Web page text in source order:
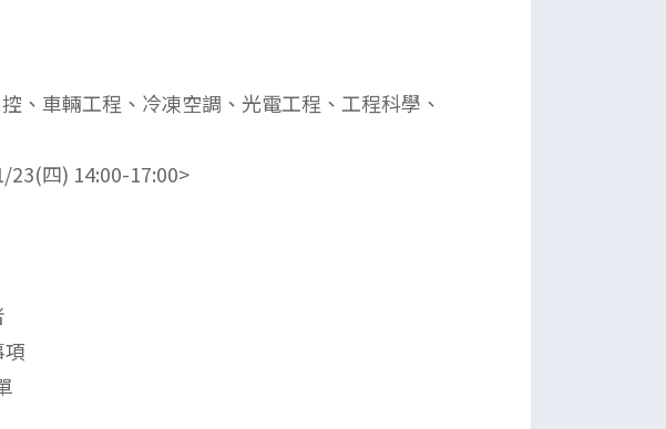
、車輛工程、冷凍空調、光電工程、工程科學、
23(四) 14:00-17:00>